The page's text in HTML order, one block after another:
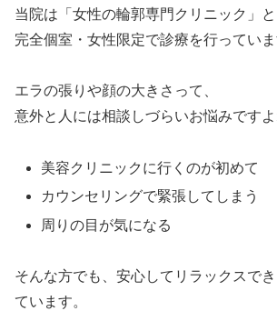
当院は「女性の輪郭専門クリニック」と
完全個室・女性限定で診療を行っていま
エラの張りや顔の大きさって、
意外と人には相談しづらいお悩みですよ
美容クリニックに行くのが初めて
カウンセリングで緊張してしまう
周りの目が気になる
そんな方でも、安心してリラックスで
ています。